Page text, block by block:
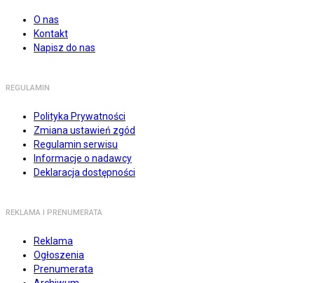
O nas
Kontakt
Napisz do nas
REGULAMIN
Polityka Prywatności
Zmiana ustawień zgód
Regulamin serwisu
Informacje o nadawcy
Deklaracja dostępności
REKLAMA I PRENUMERATA
Reklama
Ogłoszenia
Prenumerata